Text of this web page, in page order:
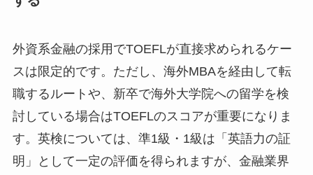
外資系金融の採用でTOEFLが直接求められるケー
スは限定的です。ただし、海外MBAを経由して転
職するルートや、新卒で海外大学院への留学を検
討している場合はTOEFLのスコアが重要になりま
す。英検については、準1級・1級は「英語力の証
明」として一定の評価を得られますが、金融業界